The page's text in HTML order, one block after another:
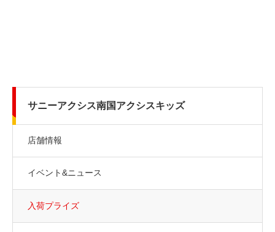
サニーアクシス南国アクシスキッズ
店舗情報
イベント&ニュース
入荷プライズ